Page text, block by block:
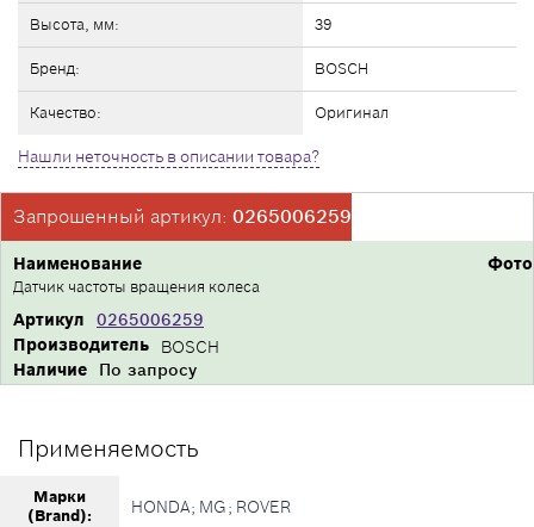
Высота, мм: 39
Бренд: BOSCH
Качество: Оригинал
Нашли неточность в описании товара?
Запрошенный артикул: 0265006259
Фото
Производитель BOSCH
Артикул 0265006259
Наименование
Датчик частоты вращения колеса
Наличие По запросу
Применяемость
Марки
(Brand):
HONDA; MG; ROVER